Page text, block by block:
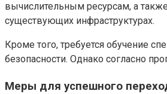
вычислительным ресурсам, а
существующих инфраструктурах.
Кроме того, требуется обучение
безопасности. Однако согласно
Меры для успешного